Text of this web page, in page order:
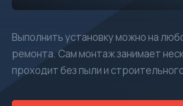
Выполнить установку можно на
ремонта. Сам монтаж занимает
проходит без пыли и